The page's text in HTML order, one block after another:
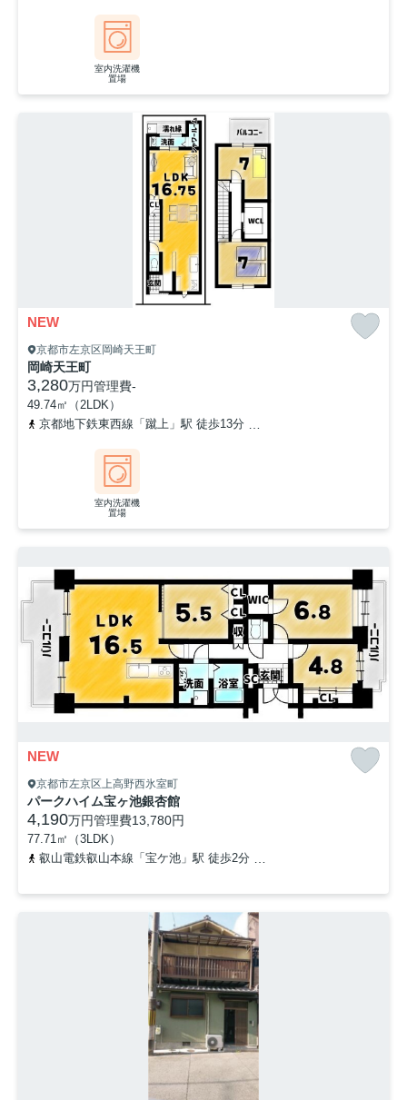
室内洗濯機
置場
NEW
京都市左京区岡崎天王町
岡崎天王町
3,280万円管理費-
49.74㎡（2LDK）
京都地下鉄東西線「蹴上」駅 徒歩13分
室内洗濯機
置場
NEW
京都市左京区上高野西氷室町
パークハイム宝ヶ池銀杏館
4,190万円管理費13,780円
77.71㎡（3LDK）
叡山電鉄叡山本線「宝ケ池」駅 徒歩2分